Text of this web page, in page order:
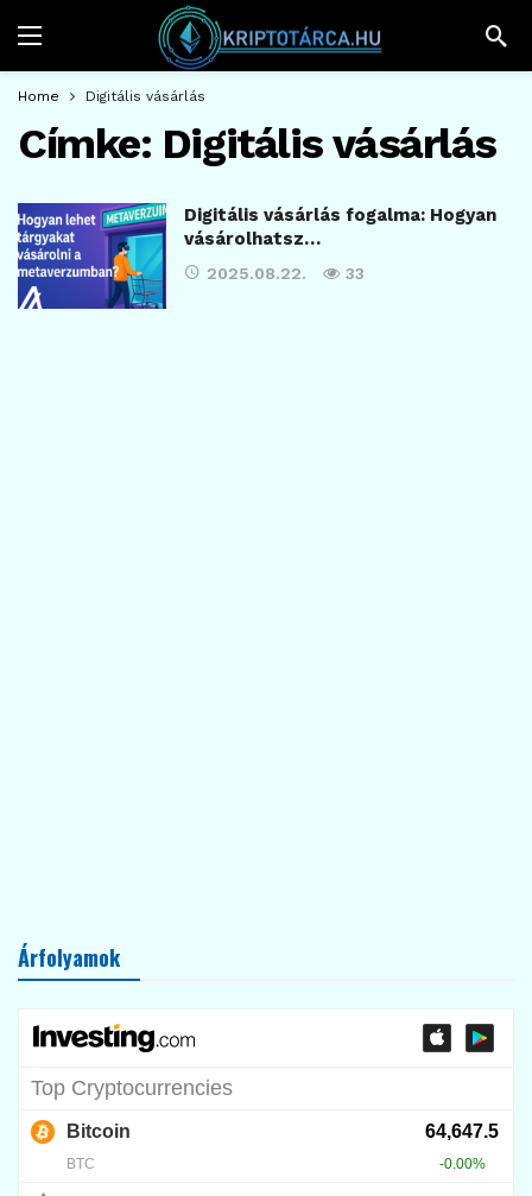
Home Digitális vásárlás
Címke: Digitális vásárlás
Digitális vásárlás fogalma: Hogyan
vásárolhatsz…
2025.08.22. 33
Árfolyamok